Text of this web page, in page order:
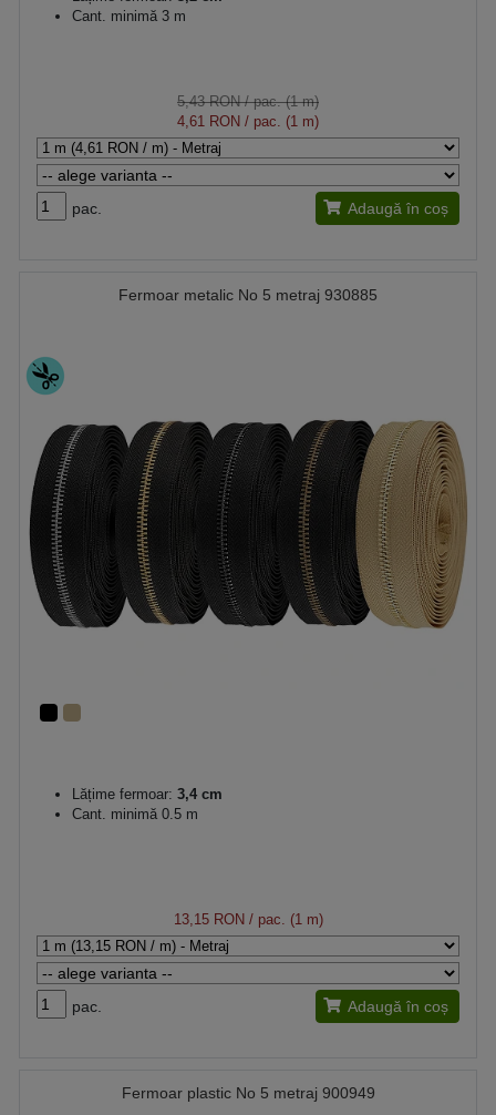
Cant. minimă 3 m
5,43 RON/ pac. (1 m)
4,61 RON / pac. (1 m)
pac. Adaugă în coș
Fermoar metalic No 5 metraj 930885
Lățime fermoar: 3,4 cm
Cant. minimă 0.5 m
13,15 RON / pac. (1 m)
pac. Adaugă în coș
Fermoar plastic No 5 metraj 900949